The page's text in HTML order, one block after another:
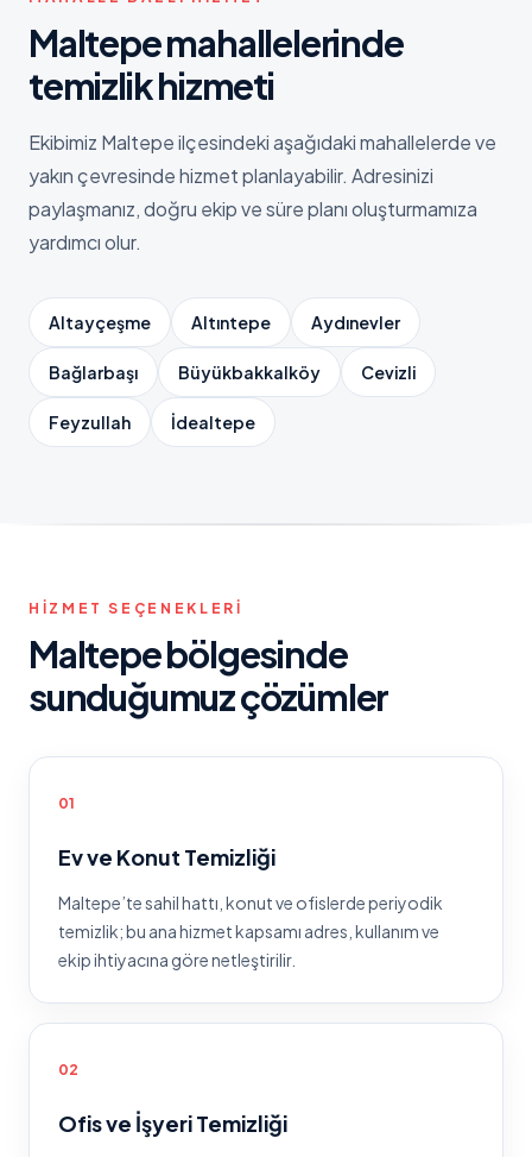
Maltepemahallelerinde
temizlik hizmeti
Ekibimiz Maltepeilçesindeki aşağıdaki mahallelerde ve
yakın çevresinde hizmet planlayabilir. Adresinizi
paylaşmanız, doğru ekip ve süre planı oluşturmamıza
yardımcı olur.
Altayçeşme Altıntepe Aydınevler
Bağlarbaşı Büyükbakkalköy Cevizli
Feyzullah İdealtepe
HIZMET SEÇENEKLERI
Maltepebölgesinde
sunduğumuz çözümler
01
Ev ve Konut Temizliği
Maltepe’tesahil hattı, konut ve ofislerde periyodik
temizlik; bu ana hizmet kapsamı adres, kullanım ve
ekip ihtiyacına göre netleştirilir.
02
Ofis ve İşyeri Temizliği